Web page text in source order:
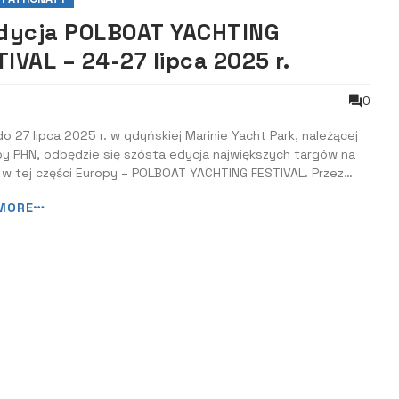
POLBOAT YACHTING
– 24-27 lipca 2025 r.
0
27 lipca 2025 r. w gdyńskiej Marinie Yacht Park, należącej
PHN, odbędzie się szósta edycja największych targów na
tej części Europy – POLBOAT YACHTING FESTIVAL. Przez
katamarany, houseboaty, riby i skutery wodne, do